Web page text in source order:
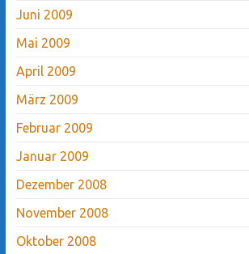
Juni 2009
Mai 2009
April 2009
März 2009
Februar 2009
Januar 2009
Dezember 2008
November 2008
Oktober 2008